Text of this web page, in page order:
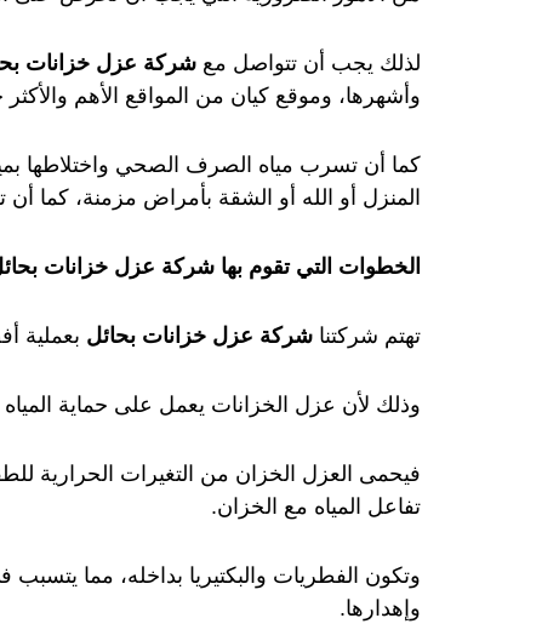
لذلك يجب أن تتواصل مع شركة عزل خزانات
وأشهرها، وموقع كيان من المواقع الأهم
كما أن تسرب مياه الصرف الصحي واختلاطها
المنزل أو الله أو الشقة بأمراض مزمنة، كما
الخطوات التي تقوم بها شركة عزل خزانات
تهتم شركتنا شركة عزل خزانات بحائل بعملية
وذلك لأن عزل الخزانات يعمل على حماية
فيحمى العزل الخزان من التغيرات الحرارية
تفاعل المياه مع الخزان.
وتكون الفطريات والبكتيريا بداخله، مما
وإهدارها.